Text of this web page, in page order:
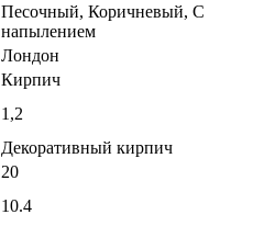
Песочный, Коричневый, С
напылением
Лондон
Кирпич
1,2
Декоративный кирпич
20
10.4